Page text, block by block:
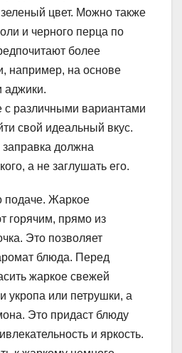
цвет. Можно также
и черного перца по
более
например, на основе
аджики.
с различными вариантами
свой идеальный вкус.
должна
а не заглушать его.
подаче. Жаркое
горячим, прямо из
Это позволяет
блюда. Перед
жаркое свежей
укропа или петрушки, а
Это придаст блюду
и яркость.